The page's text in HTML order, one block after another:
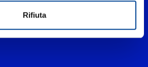
Rifiuta